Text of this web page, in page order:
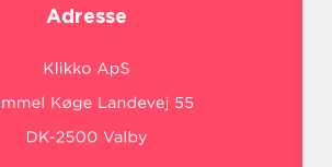
Adresse